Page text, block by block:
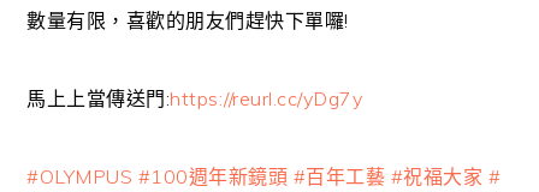
數量有限，喜歡的朋友們趕快下單囉!
馬上上當傳送門:https://reurl.cc/yDg7y
#OLYMPUS #100週年新鏡頭 #百年工藝 #祝福大家 #